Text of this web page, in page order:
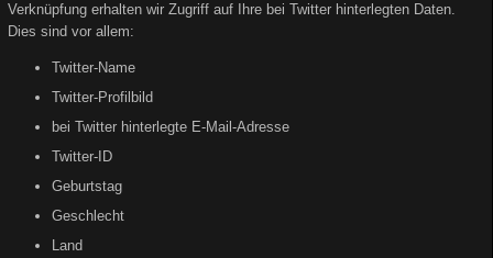
Verknüpfung erhalten wir Zugriff auf Ihre bei Twitter hinterlegten Daten.
Dies sind vor allem:
Twitter-Name
Twitter-Profilbild
bei Twitter hinterlegte E-Mail-Adresse
Twitter-ID
Geburtstag
Geschlecht
Land